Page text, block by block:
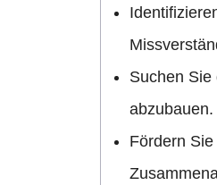
Suchen
abzubauen.
Fördern